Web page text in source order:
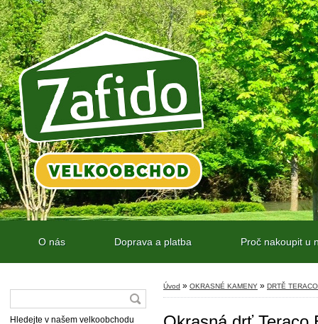
O nás Doprava a platba Proč nakoupit u
Hledejte v našem velkoobchodu
Úvod » OKRASNÉ KAMENY » DRTĚ TERACO